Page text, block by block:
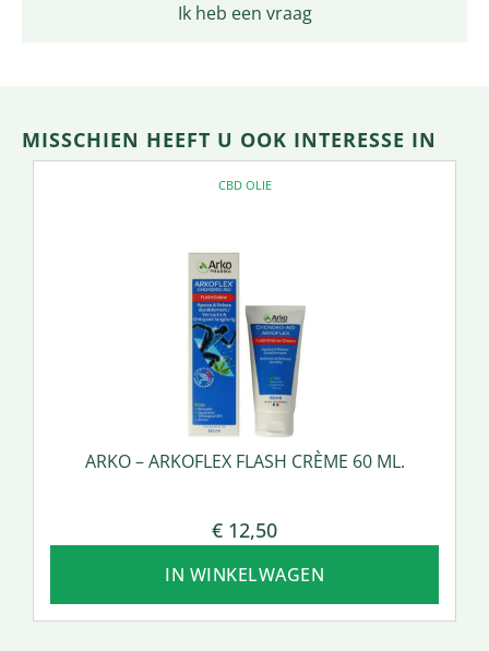
Ik heb een vraag
MISSCHIEN HEEFT U OOK INTERESSE IN
CBD OLIE
ARKO – ARKOFLEX FLASH CRÈME 60 ML.
€ 12,50
IN WINKELWAGEN